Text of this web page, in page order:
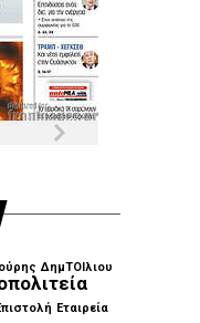
ΔημΤΟΙλιου
Εταιρεία